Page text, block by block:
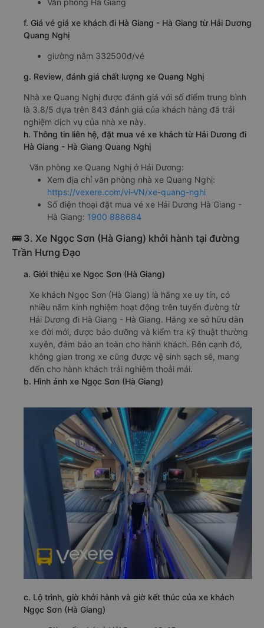
Văn phòng Hà Giang
f. Giá vé giá xe khách đi Hà Giang - Hà Giang từ Hải Dương
Quang Nghị
giường nằm 332500đ/vé
g. Review, đánh giá chất lượng xe Quang Nghị
Nhà xe Quang Nghị được đánh giá với số điểm trung bình
là 3.8/5 dựa trên 843 đánh giá của khách hàng đã trải
nghiệm dịch vụ của nhà xe này.
h. Thông tin liên hệ, đặt mua vé xe khách từ Hải Dương đi
Hà Giang - Hà Giang Quang Nghị
Văn phòng xe Quang Nghị ở Hải Dương:
Xem địa chỉ văn phòng nhà xe Quang Nghị:
https://vexere.com/vi-VN/xe-quang-nghi
Số điện thoại đặt mua vé xe Hải Dương Hà Giang -
Hà Giang: 1900 888684
🚌 3. Xe Ngọc Sơn (Hà Giang) khởi hành tại đường
Trần Hưng Đạo
a. Giới thiệu xe Ngọc Sơn (Hà Giang)
Xe khách Ngọc Sơn (Hà Giang) là hãng xe uy tín, có
nhiều năm kinh nghiệm hoạt động trên tuyến đường từ
Hải Dương đi Hà Giang - Hà Giang. Hãng xe sở hữu dàn
xe đời mới, được bảo dưỡng và kiểm tra kỹ thuật thường
xuyên, đảm bảo an toàn cho hành khách. Bên cạnh đó,
không gian trong xe cũng được vệ sinh sạch sẽ, mang
đến cho hành khách trải nghiệm thoải mái.
b. Hình ảnh xe Ngọc Sơn (Hà Giang)
c. Lộ trình, giờ khởi hành và giờ kết thúc của xe khách
Ngọc Sơn (Hà Giang)